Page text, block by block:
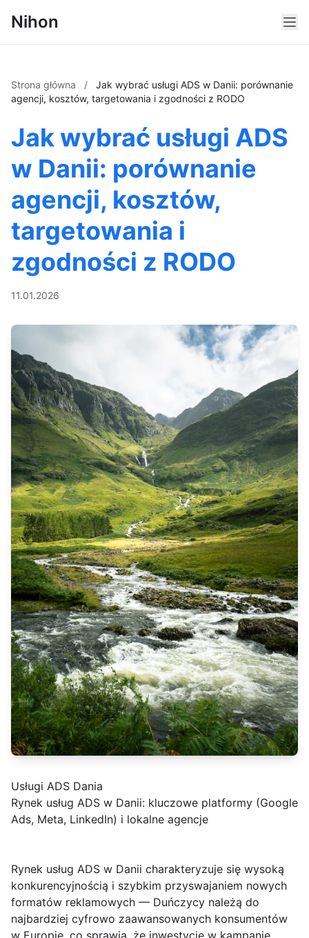
Nihon
Strona główna /
Jak wybrać usługi ADS w Danii: porównanie
agencji, kosztów, targetowania i zgodności z RODO
Jak wybrać usługi ADS
w Danii: porównanie
agencji, kosztów,
targetowania i
zgodności z RODO
11.01.2026
Usługi ADS Dania
Rynek usług ADS w Danii: kluczowe platformy (Google
Ads, Meta, LinkedIn) i lokalne agencje
Rynek usług ADS w Danii charakteryzuje się wysoką
konkurencyjnością i szybkim przyswajaniem nowych
formatów reklamowych — Duńczycy należą do
najbardziej cyfrowo zaawansowanych konsumentów
w Europie, co sprawia, że inwestycje w kampanie